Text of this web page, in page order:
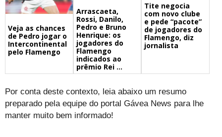
Veja as chances
de Pedro jogar o
Intercontinental
pelo Flamengo
Arrascaeta,
Rossi, Danilo,
Pedro e Bruno
Henrique: os
jogadores do
Flamengo
indicados ao
prêmio Rei ...
Tite negocia
com novo clube
e pede “pacote”
de jogadores do
Flamengo, diz
jornalista
Por conta deste contexto, leia abaixo um resumo
preparado pela equipe do portal Gávea News para lhe
manter muito bem informado!